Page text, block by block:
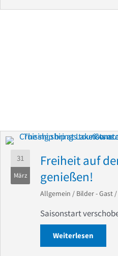
31
März
Freiheit auf
genießen!
Allgemein / Bilder - Gast /
Saisonstart
Weiterlesen